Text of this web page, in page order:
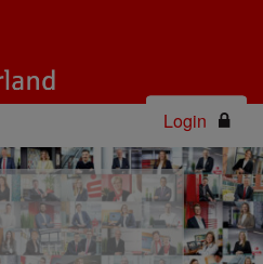
Login